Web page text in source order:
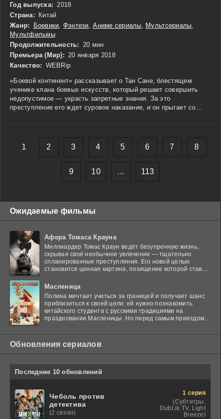
Год выпуска: 2018
Страна: Китай
Жанр:
Боевики Фэнтези ,Аниме сериалы Мультсериалы
Мультфильмы
Продолжительность:
20 мин
Премьера (Мир): 20 января 2018
Качество: WEBRip
«Боевой континент» рассказывает о Тан Сане, блестящем
ученике клана боевых искусств, который решает совершить
недопустимое — украсть запретные знания. За это
преступление его ждет суровое наказание, и он прыгает со
оказывается на Боевой континенте, где каждому сопутствует
и лишь сильнейшие способны выдержать испытания. Однако
Тан сталкивается с тяжелой реальностью: он рождается сыном
приводит его к необходимости преодолеть собственные
противостоять врагам и доказывать, что даже самый слабый
дух способен на великие свершения.
1 2 3 4 5 6 7 8
9 10 ... 113
Ожидаемые фильмы
Афера Томаса Крауна
Миллиардер Томас Краун ведёт безупречную жизнь,
скрывая своё необычное увлечение — тщательно
спланированные преступления. Его новой целью
становится ценная картина, похищение которой ставит
Масленица
Полина мечтает учиться за границей и получает шанс
приблизиться к своей цели: ей нужно познакомить
китайского студента с русскими традициями на
праздновании Масленицы. Но перед самым приездом
Обновления сериалов
Последние 10 обновлений
Чеболь против
детектива
(2 сезон)
1 серия
(Субтитры,
DubLik.TV, Light
Breeze)